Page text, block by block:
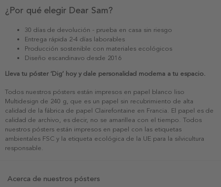
¿Por qué elegir Dear Sam?
30 días de devolución - prueba en casa sin riesgo
Entrega rápida 2-4 días laborables
Producción sostenible con materiales ecológicos
Diseño escandinavo desde 2016
Lleva tu póster ‘Dig’ hoy y dale personalidad moderna a tu espacio.
Todos nuestros pósters están impresos en papel blanco liso
Multidesign de 240 g, que es un papel sin recubrimiento de alta
calidad de la fábrica de papel Clairefontaine en Francia. El papel es de
calidad de archivo, es decir, no se amarillea con el tiempo. Todos
nuestros pósters están impresos en papel con las etiquetas
ambientales FSC y la etiqueta ecológica de la UE para la silvicultura
responsable.
Acerca de nuestros pósters